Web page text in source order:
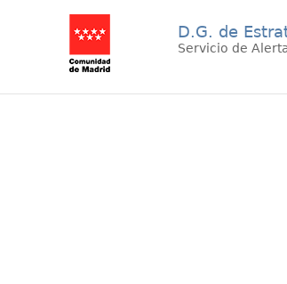
D.G. de
Servicio de